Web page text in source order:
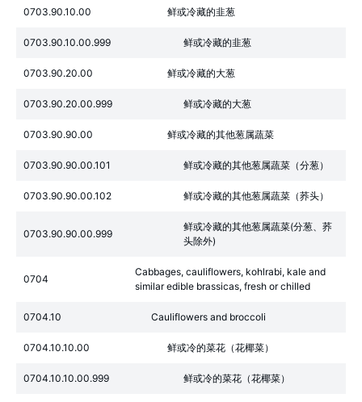
0703.90.10.00 鲜或冷藏的韭葱
0703.90.10.00.999 鲜或冷藏的韭葱
0703.90.20.00 鲜或冷藏的大葱
0703.90.20.00.999 鲜或冷藏的大葱
0703.90.90.00 鲜或冷藏的其他葱属蔬菜
0703.90.90.00.101 鲜或冷藏的其他葱属蔬菜（分葱）
0703.90.90.00.102 鲜或冷藏的其他葱属蔬菜（荞头）
0703.90.90.00.999
鲜或冷藏的其他葱属蔬菜(分葱、荞
头除外)
0704
Cabbages, cauliflowers, kohlrabi, kale and
similar edible brassicas, fresh or chilled
0704.10 Cauliflowers and broccoli
0704.10.10.00 鲜或冷的菜花（花椰菜）
0704.10.10.00.999 鲜或冷的菜花（花椰菜）